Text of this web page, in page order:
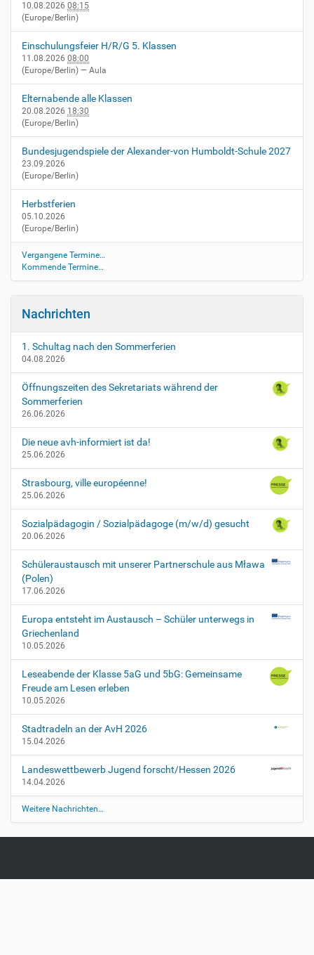
e
r
G
ö
…
10.08.2026 08:15
(Europe/Berlin)
Einschulungsfeier H/R/G 5. Klassen
11.08.2026 08:00
(Europe/Berlin) — Aula
Elternabende alle Klassen
20.08.2026 18:30
(Europe/Berlin)
Bundesjugendspiele der Alexander-von Humboldt-Schule 2027
23.09.2026
(Europe/Berlin)
Herbstferien
05.10.2026
(Europe/Berlin)
Vergangene Termine…
Kommende Termine…
Nachrichten
1. Schultag nach den Sommerferien
04.08.2026
Öffnungszeiten des Sekretariats während der
Sommerferien
26.06.2026
Die neue avh-informiert ist da!
25.06.2026
Strasbourg, ville européenne!
25.06.2026
Sozialpädagogin / Sozialpädagoge (m/w/d) gesucht
20.06.2026
Schüleraustausch mit unserer Partnerschule aus Mława
(Polen)
17.06.2026
Europa entsteht im Austausch – Schüler unterwegs in
Griechenland
10.05.2026
Leseabende der Klasse 5aG und 5bG: Gemeinsame
Freude am Lesen erleben
10.05.2026
Stadtradeln an der AvH 2026
15.04.2026
Landeswettbewerb Jugend forscht/Hessen 2026
14.04.2026
Weitere Nachrichten…